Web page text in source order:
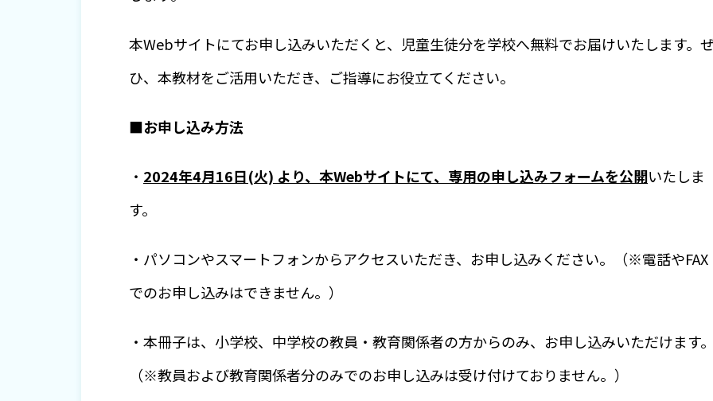
本Webサイトにてお申し込みいただくと、児童生徒分を学校へ無料でお届けいたします。
ひ、本教材をご活用いただき、ご指導にお役立てください。
■お申し込み方法
・ 2024年4月16日(火) より、本Webサイトにて、専用の申し込みフォームを公開いたしま
す。
・パソコンやスマートフォンからアクセスいただき、お申し込みください。（※電話やFAX
でのお申し込みはできません。）
・本冊子は、小学校、中学校の教員・教育関係者の方からのみ、お申し込みいただけます
（※教員および教育関係者分のみでのお申し込みは受け付けておりません。）